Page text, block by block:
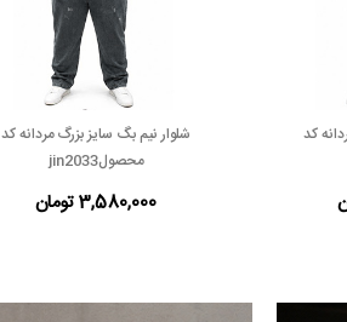
شلوار نیم بگ سایز بزرگ مردانه کد
محصولjin2033
3,580,000 تومان
کد